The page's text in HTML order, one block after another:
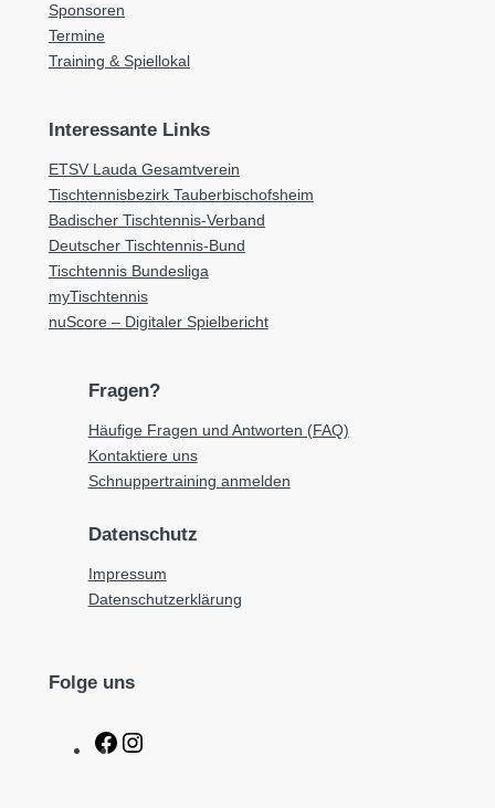
Sponsoren
Termine
Training & Spiellokal
Interessante Links
ETSV Lauda Gesamtverein
Tischtennisbezirk Tauberbischofsheim
Badischer Tischtennis-Verband
Deutscher Tischtennis-Bund
Tischtennis Bundesliga
myTischtennis
nuScore – Digitaler Spielbericht
Fragen?
Häufige Fragen und Antworten (FAQ)
Kontaktiere uns
Schnuppertraining anmelden
Datenschutz
Impressum
Datenschutzerklärung
Folge uns
F